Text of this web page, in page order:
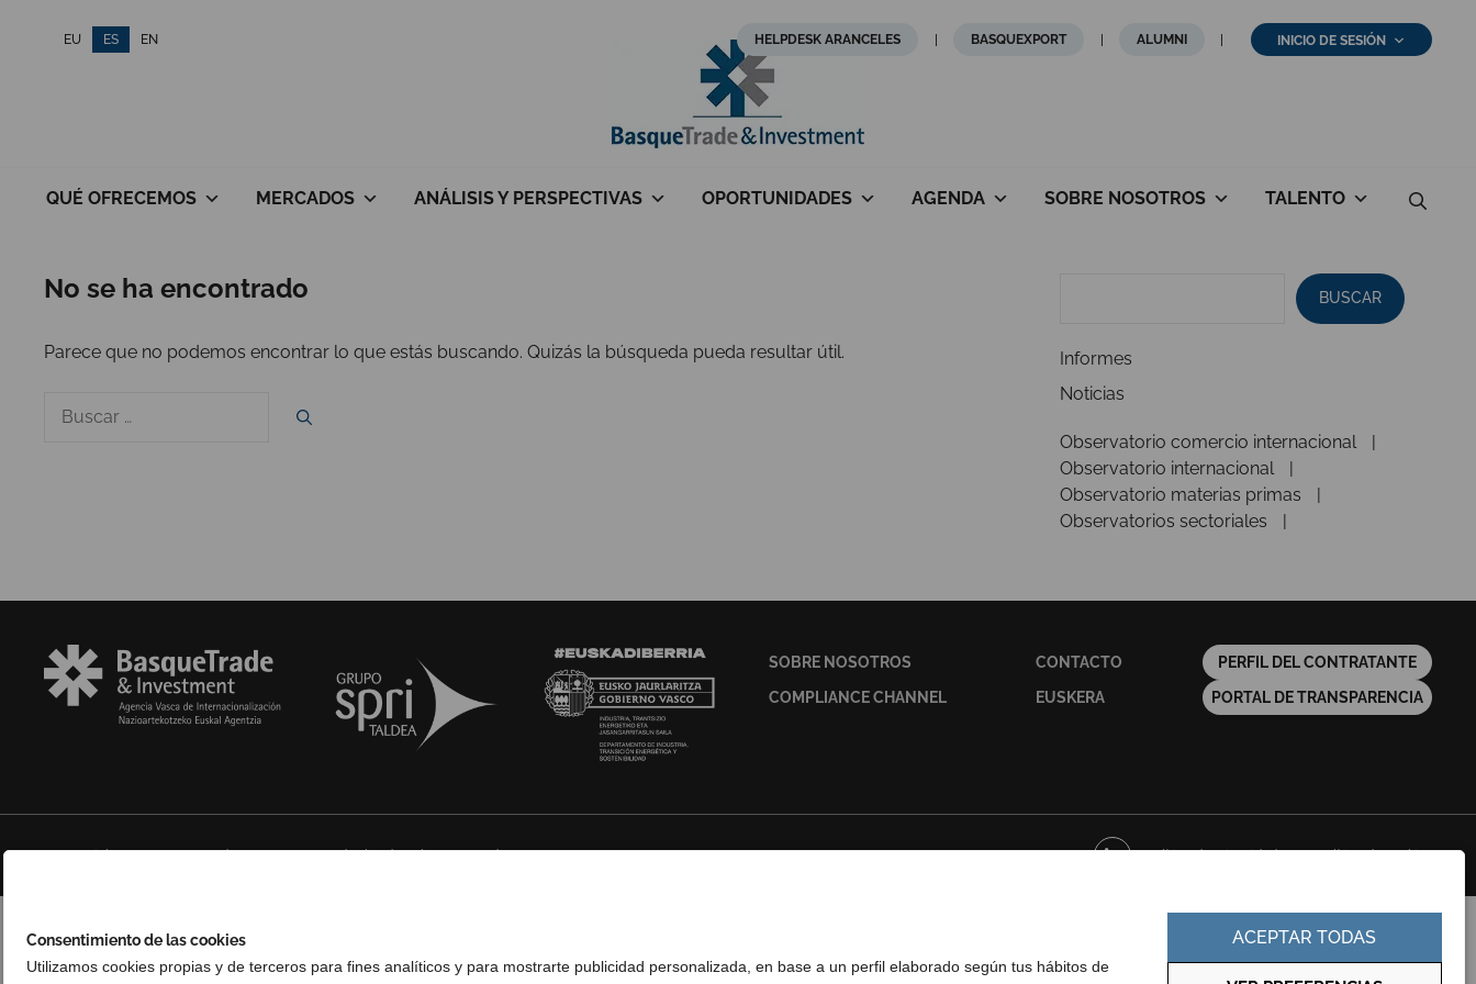
Consentimiento de las cookies
Utilizamos cookies propias y de terceros para fines analíticos y para mostrarte publicidad personalizada, en base a un perfil elaborado según tus hábitos de
ACEPTAR TODAS
EU ES EN HELPDESK ARANCELES BASQUEXPORT ALUMNI INICIO DE SESIÓN
QUÉ OFRECEMOS MERCADOS ANÁLISIS Y PERSPECTIVAS OPORTUNIDADES AGENDA SOBRE NOSOTROS TALENTO
No se ha encontrado
Parece que no podemos encontrar lo que estás buscando. Quizás la búsqueda pueda resultar útil.
por
BUSCAR
Informes
Noticias
Observatorio comercio internacional
Observatorio internacional
Observatorio materias primas
Observatorios sectoriales
SOBRE NOSOTROS
COMPLIANCE CHANNEL
CONTACTO
EUSKERA
PERFIL DEL CONTRATANTE
PORTAL DE TRANSPARENCIA